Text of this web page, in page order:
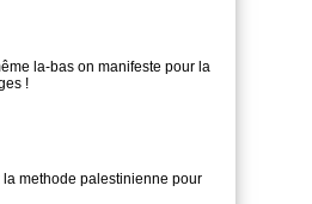
la-bas on manifeste pour la
!
la methode palestinienne pour